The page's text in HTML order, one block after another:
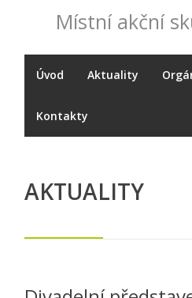
Místní akční
Úvod Aktuality
Kontakty
AKTUALITY